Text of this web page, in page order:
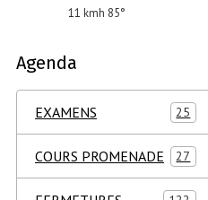
11 kmh 85°
Agenda
EXAMENS 25
COURS PROMENADE 27